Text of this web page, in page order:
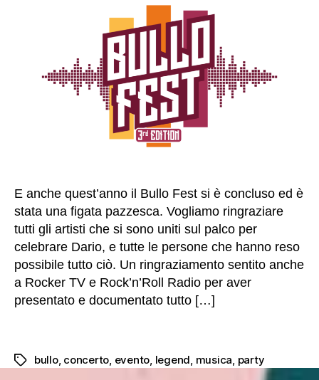
E anche quest’anno il Bullo Fest si è concluso ed è
stata una figata pazzesca. Vogliamo ringraziare
tutti gli artisti che si sono uniti sul palco per
celebrare Dario, e tutte le persone che hanno reso
possibile tutto ciò. Un ringraziamento sentito anche
a Rocker TV e Rock’n’Roll Radio per aver
presentato e documentato tutto […]
Tag bullo, concerto evento legend musica party